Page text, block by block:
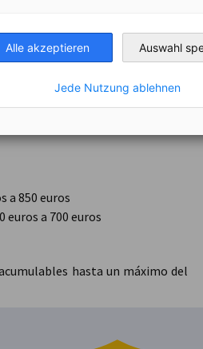
a 850 euros
euros a 700 euros
hasta un máximo del
Alle akzeptieren Auswahl
Jede Nutzung ablehnen